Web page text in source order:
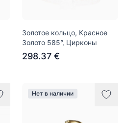
Золотое кольцо, Красное
Золото 585°, Цирконы
298.37 €
Нет в наличии